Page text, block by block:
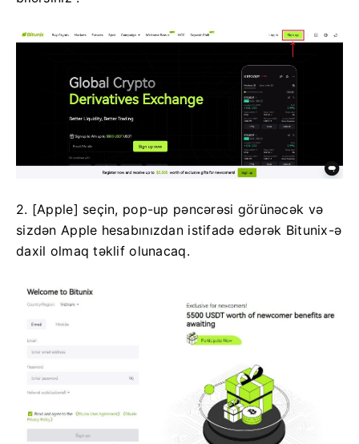
2. [Apple] seçin, pop-up pəncərəsi görünəcək və
sizdən Apple hesabınızdan istifadə edərək Bitunix-ə
daxil olmaq təklif olunacaq.